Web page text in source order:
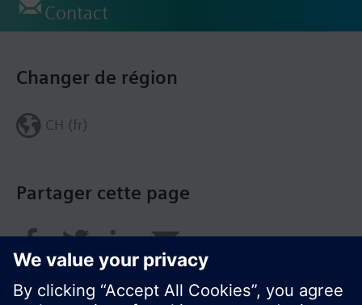
Contact
Partager cette page
Changer de région
CH (fr)